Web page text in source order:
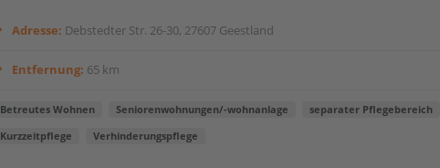
Adresse: Debstedter Str. 26-30, 27607 Geestland
Entfernung: 65 km
Betreutes Wohnen Seniorenwohnungen/-wohnanlage separater Pflegebereich
Kurzzeitpflege Verhinderungspflege